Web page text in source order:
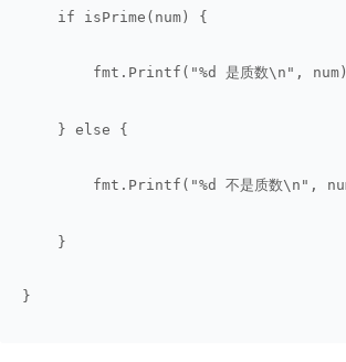
    if isPrime(num) {
        fmt.Printf("%d 是质数\n", num)
    } else {
fmt.Printf("%d 不是质数\n",
    }
}